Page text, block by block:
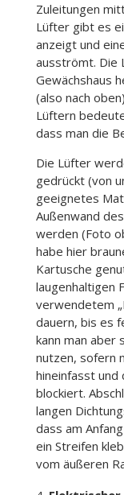
Zuleitungen
Lüfter gibt es
anzeigt und
ausströmt. Die
Gewächshaus
(also nach
Lüftern
dass man die
Die Lüfter
gedrückt (von
geeignetes
Außenwand
werden (Foto
habe hier
Kartusche
laugenhaltigen
verwendetem
dauern, bis es
kann man aber
nutzen, sofern
hineinfasst
blockiert.
langen
dass am
ein Streifen
vom äußeren